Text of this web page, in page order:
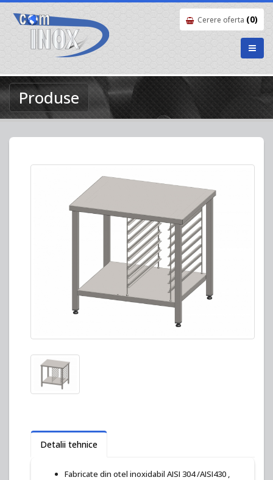
Cerere oferta (0)
Produse
Detalii tehnice
Fabricate din otel inoxidabil AISI 304 /AISI430 ,